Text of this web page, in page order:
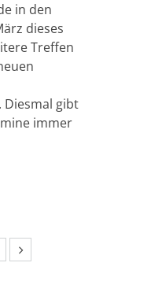
in den
dieses
Treffen
gibt
immer
Nächste Seite